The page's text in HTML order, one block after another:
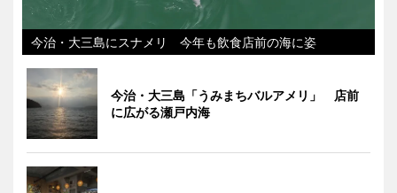
今治・大三島にスナメリ 今年も飲食店前の海に姿
今治・大三島「うみまちバルアメリ」 店前
に広がる瀬戸内海